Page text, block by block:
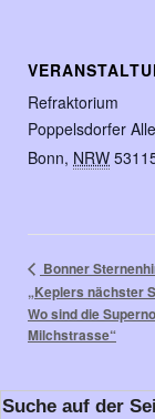
Refraktorium
Poppelsdorfer
Bonn, NRW
Bonner
„Keplers nächster
Wo sind die
Milchstrasse“
Suche auf der